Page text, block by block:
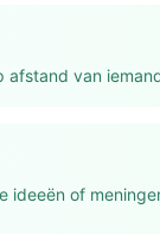
afstand van
ideeën of